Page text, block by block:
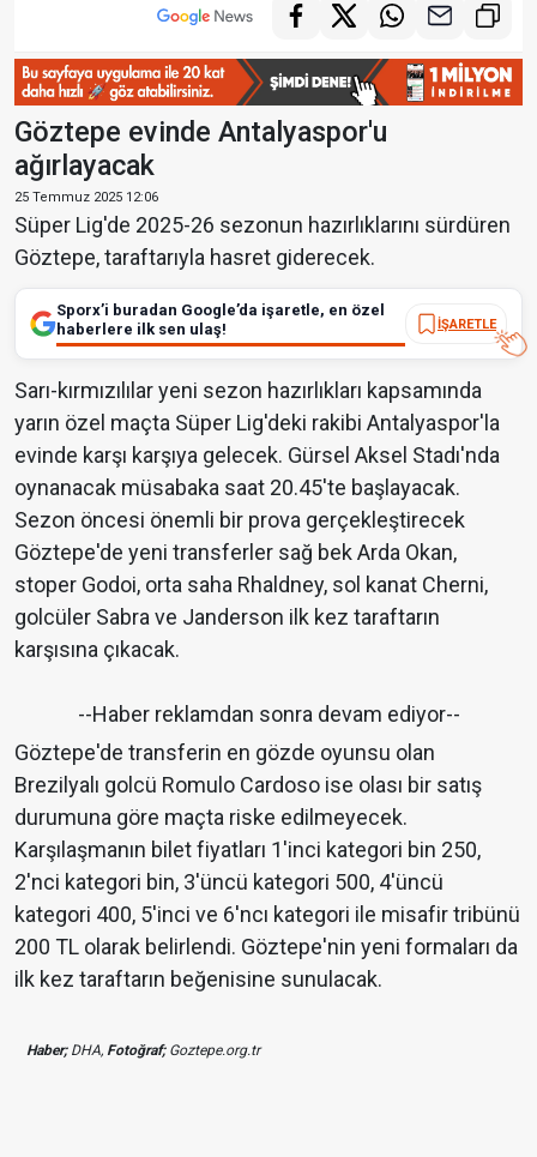
Göztepe evinde Antalyaspor'u
ağırlayacak
25 Temmuz 2025 12:06
Süper Lig'de 2025-26 sezonun hazırlıklarını sürdüren
Göztepe, taraftarıyla hasret giderecek.
Sporx’i buradan Google’da işaretle, en özel
haberlere ilk sen ulaş!
İŞARETLE
Sarı-kırmızılılar yeni sezon hazırlıkları kapsamında
yarın özel maçta Süper Lig'deki rakibi Antalyaspor'la
evinde karşı karşıya gelecek. Gürsel Aksel Stadı'nda
oynanacak müsabaka saat 20.45'te başlayacak.
Sezon öncesi önemli bir prova gerçekleştirecek
Göztepe'de yeni transferler sağ bek Arda Okan,
stoper Godoi, orta saha Rhaldney, sol kanat Cherni,
golcüler Sabra ve Janderson ilk kez taraftarın
karşısına çıkacak.
--Haber reklamdan sonra devam ediyor--
Göztepe'de transferin en gözde oyunsu olan
Brezilyalı golcü Romulo Cardoso ise olası bir satış
durumuna göre maçta riske edilmeyecek.
Karşılaşmanın bilet fiyatları 1'inci kategori bin 250,
2'nci kategori bin, 3'üncü kategori 500, 4'üncü
kategori 400, 5'inci ve 6'ncı kategori ile misafir tribünü
200 TL olarak belirlendi. Göztepe'nin yeni formaları da
ilk kez taraftarın beğenisine sunulacak.
Haber;DHA, Fotoğraf;Goztepe.org.tr